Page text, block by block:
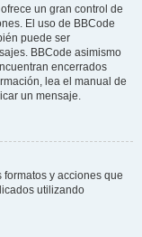
un gran control de
El uso de BBCode
puede ser
BBCode asimismo
encerrados
lea el manual de
un mensaje.
y acciones que
utilizando